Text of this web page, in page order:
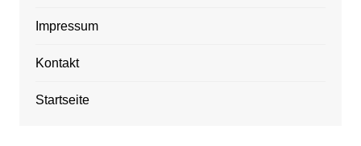
Impressum
Kontakt
Startseite